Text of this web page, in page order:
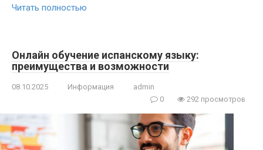
Читать полностью
Онлайн обучение испанскому языку:
преимущества и возможности
08.10.2025 Информация
admin
0
292 просмотров